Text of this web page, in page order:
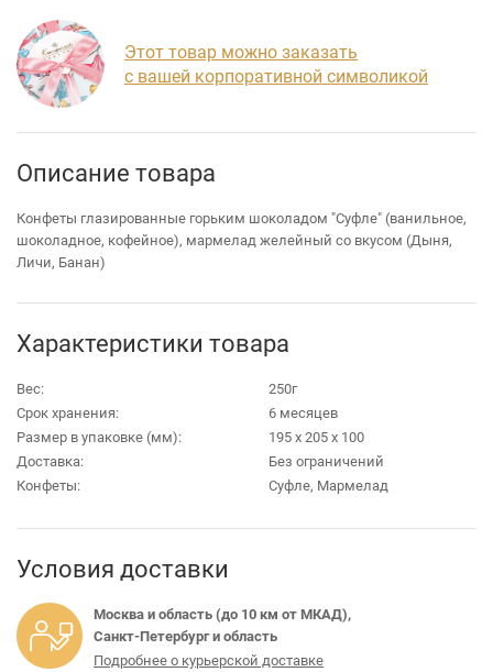
Этот товар можно заказать
с вашей корпоративной символикой
Описание товара
Конфеты глазированные горьким шоколадом "Суфле" (ванильное,
шоколадное, кофейное), мармелад желейный со вкусом (Дыня,
Личи, Банан)
Характеристики товара
Вес:
250г
Срок хранения:
6 месяцев
Размер в упаковке (мм):
195 х 205 х 100
Доставка:
Без ограничений
Конфеты:
Суфле, Мармелад
Условия доставки
Москва и область (до 10 км от МКАД),
Санкт-Петербург и область
Подробнее о курьерской доставке